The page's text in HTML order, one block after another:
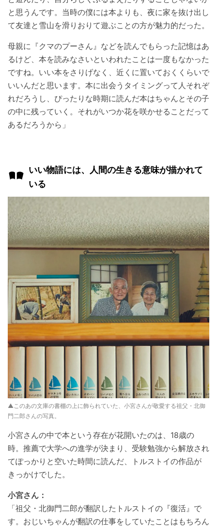
と思うんです。当時の僕には本よりも、夜に家を抜け出し
て友達と雪山を滑りおりて遊ぶことの方が魅力的だった。
母親に『クマのプーさん』などを読んでもらった記憶はあ
るけど、本を読みなさいといわれたことは一度もなかった
ですね。いい本をさりげなく、近くに置いておくくらいで
いいんだと思います。本に出会うタイミングって人それぞ
れだろうし、ぴったりな時期に読んだ本はちゃんとその子
の中に残っていく。それがいつか花を咲かせることだって
あるだろうから」
いい物語には、人間の生きる意味が描かれて
いる
▲このあの文庫の書棚の上に飾られていた、小宮さんが敬愛する祖父・北御
門二郎さんの写真。
小宮さんの中で本という存在が花開いたのは、18歳の
時。推薦で大学への進学が決まり、受験勉強から解放され
てぽっかりと空いた時間に読んだ、トルストイの作品が
きっかけでした。
小宮さん：
「祖父・北御門二郎が翻訳したトルストイの『復活』で
す。おじいちゃんが翻訳の仕事をしていたことはもちろん